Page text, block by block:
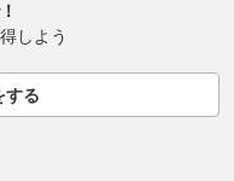
しよう
する